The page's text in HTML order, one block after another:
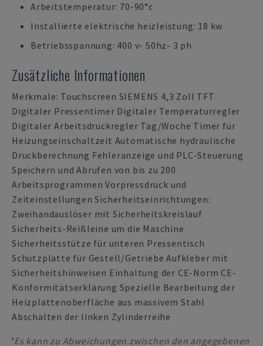
Arbeitstemperatur: 70-90°c
Installierte elektrische heizleistung: 18 kw
Betriebsspannung: 400 v- 50hz- 3 ph
Zusätzliche Informationen
Merkmale: Touchscreen SIEMENS 4,3 Zoll TFT
Digitaler Pressentimer Digitaler Temperaturregler
Digitaler Arbeitsdruckregler Tag/Woche Timer für
Heizungseinschaltzeit Automatische hydraulische
Druckberechnung Fehleranzeige und PLC-Steuerung
Speichern und Abrufen von bis zu 200
Arbeitsprogrammen Vorpressdruck und
Zeiteinstellungen Sicherheitseinrichtungen:
Zweihandauslöser mit Sicherheitskreislauf
Sicherheits-Reißleine um die Maschine
Sicherheitsstütze für unteren Pressentisch
Schutzplatte für Gestell/Getriebe Aufkleber mit
Sicherheitshinweisen Einhaltung der CE-Norm CE-
Konformitätserklärung Spezielle Bearbeitung der
Heizplattenoberfläche aus massivem Stahl
Abschalten der linken Zylinderreihe
*Es kann zu Abweichungen zwischen den angegebenen